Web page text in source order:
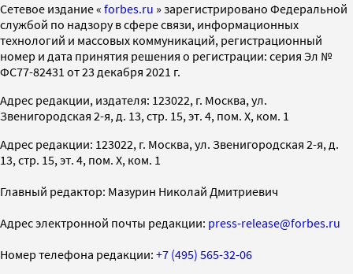
Cетевое издание « forbes.ru » зарегистрировано Федеральной
службой по надзору в сфере связи, информационных
технологий и массовых коммуникаций, регистрационный
номер и дата принятия решения о регистрации: серия Эл №
ФС77-82431 от 23 декабря 2021 г.
Адрес редакции, издателя: 123022, г. Москва, ул.
Звенигородская 2-я, д. 13, стр. 15, эт. 4, пом. X, ком. 1
Адрес редакции: 123022, г. Москва, ул. Звенигородская 2-я, д.
13, стр. 15, эт. 4, пом. X, ком. 1
Главный редактор: Мазурин Николай Дмитриевич
Адрес электронной почты редакции: press-release@forbes.ru
Номер телефона редакции: +7 (495) 565-32-06